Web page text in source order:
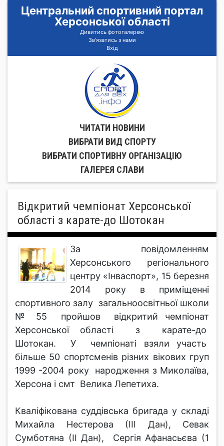
Центральний спортивний портал
Херсонської області
Дивитись фотогалерею
Зв'язатись з нами
Вхід
ЧИТАТИ НОВИНИ
ВИБРАТИ ВИД СПОРТУ
ВИБРАТИ СПОРТИВНУ ОРГАНIЗАЦIЮ
ГАЛЕРЕЯ СЛАВИ
Відкритий чемпіонат Херсонської
області з карате-до Шотокан
За повідомленням
Херсонського регіонального
центру «Інваспорт», 15 березня
2014 року в приміщенні
спортивного залу загальноосвітньої школи
№ 55 пройшов відкритий чемпіонат
Херсонської області з карате-до
Шотокан. У чемпіонаті взяли участь
більше 50 спортсменів різних вікових груп
1999 -2004 року народження з Миколаїва,
Херсона і смт Велика Лепетиха.
Кваліфікована суддівська бригада у складі
Михайла Нестерова (ІІІ Дан), Севак
Сумботяна (ІІ Дан), Сергія Афанасьєва (1